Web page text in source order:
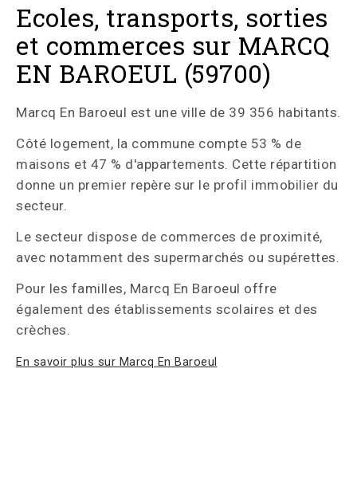
Ecoles, transports, sorties
et commerces sur MARCQ
EN BAROEUL (59700)
Marcq En Baroeul est une ville de 39 356 habitants.
Côté logement, la commune compte 53 % de
maisons et 47 % d'appartements. Cette répartition
donne un premier repère sur le profil immobilier du
secteur.
Le secteur dispose de commerces de proximité,
avec notamment des supermarchés ou supérettes.
Pour les familles, Marcq En Baroeul offre
également des établissements scolaires et des
crèches.
En savoir plus sur Marcq En Baroeul